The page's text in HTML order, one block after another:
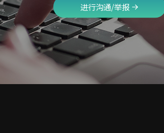
进行沟通/举报